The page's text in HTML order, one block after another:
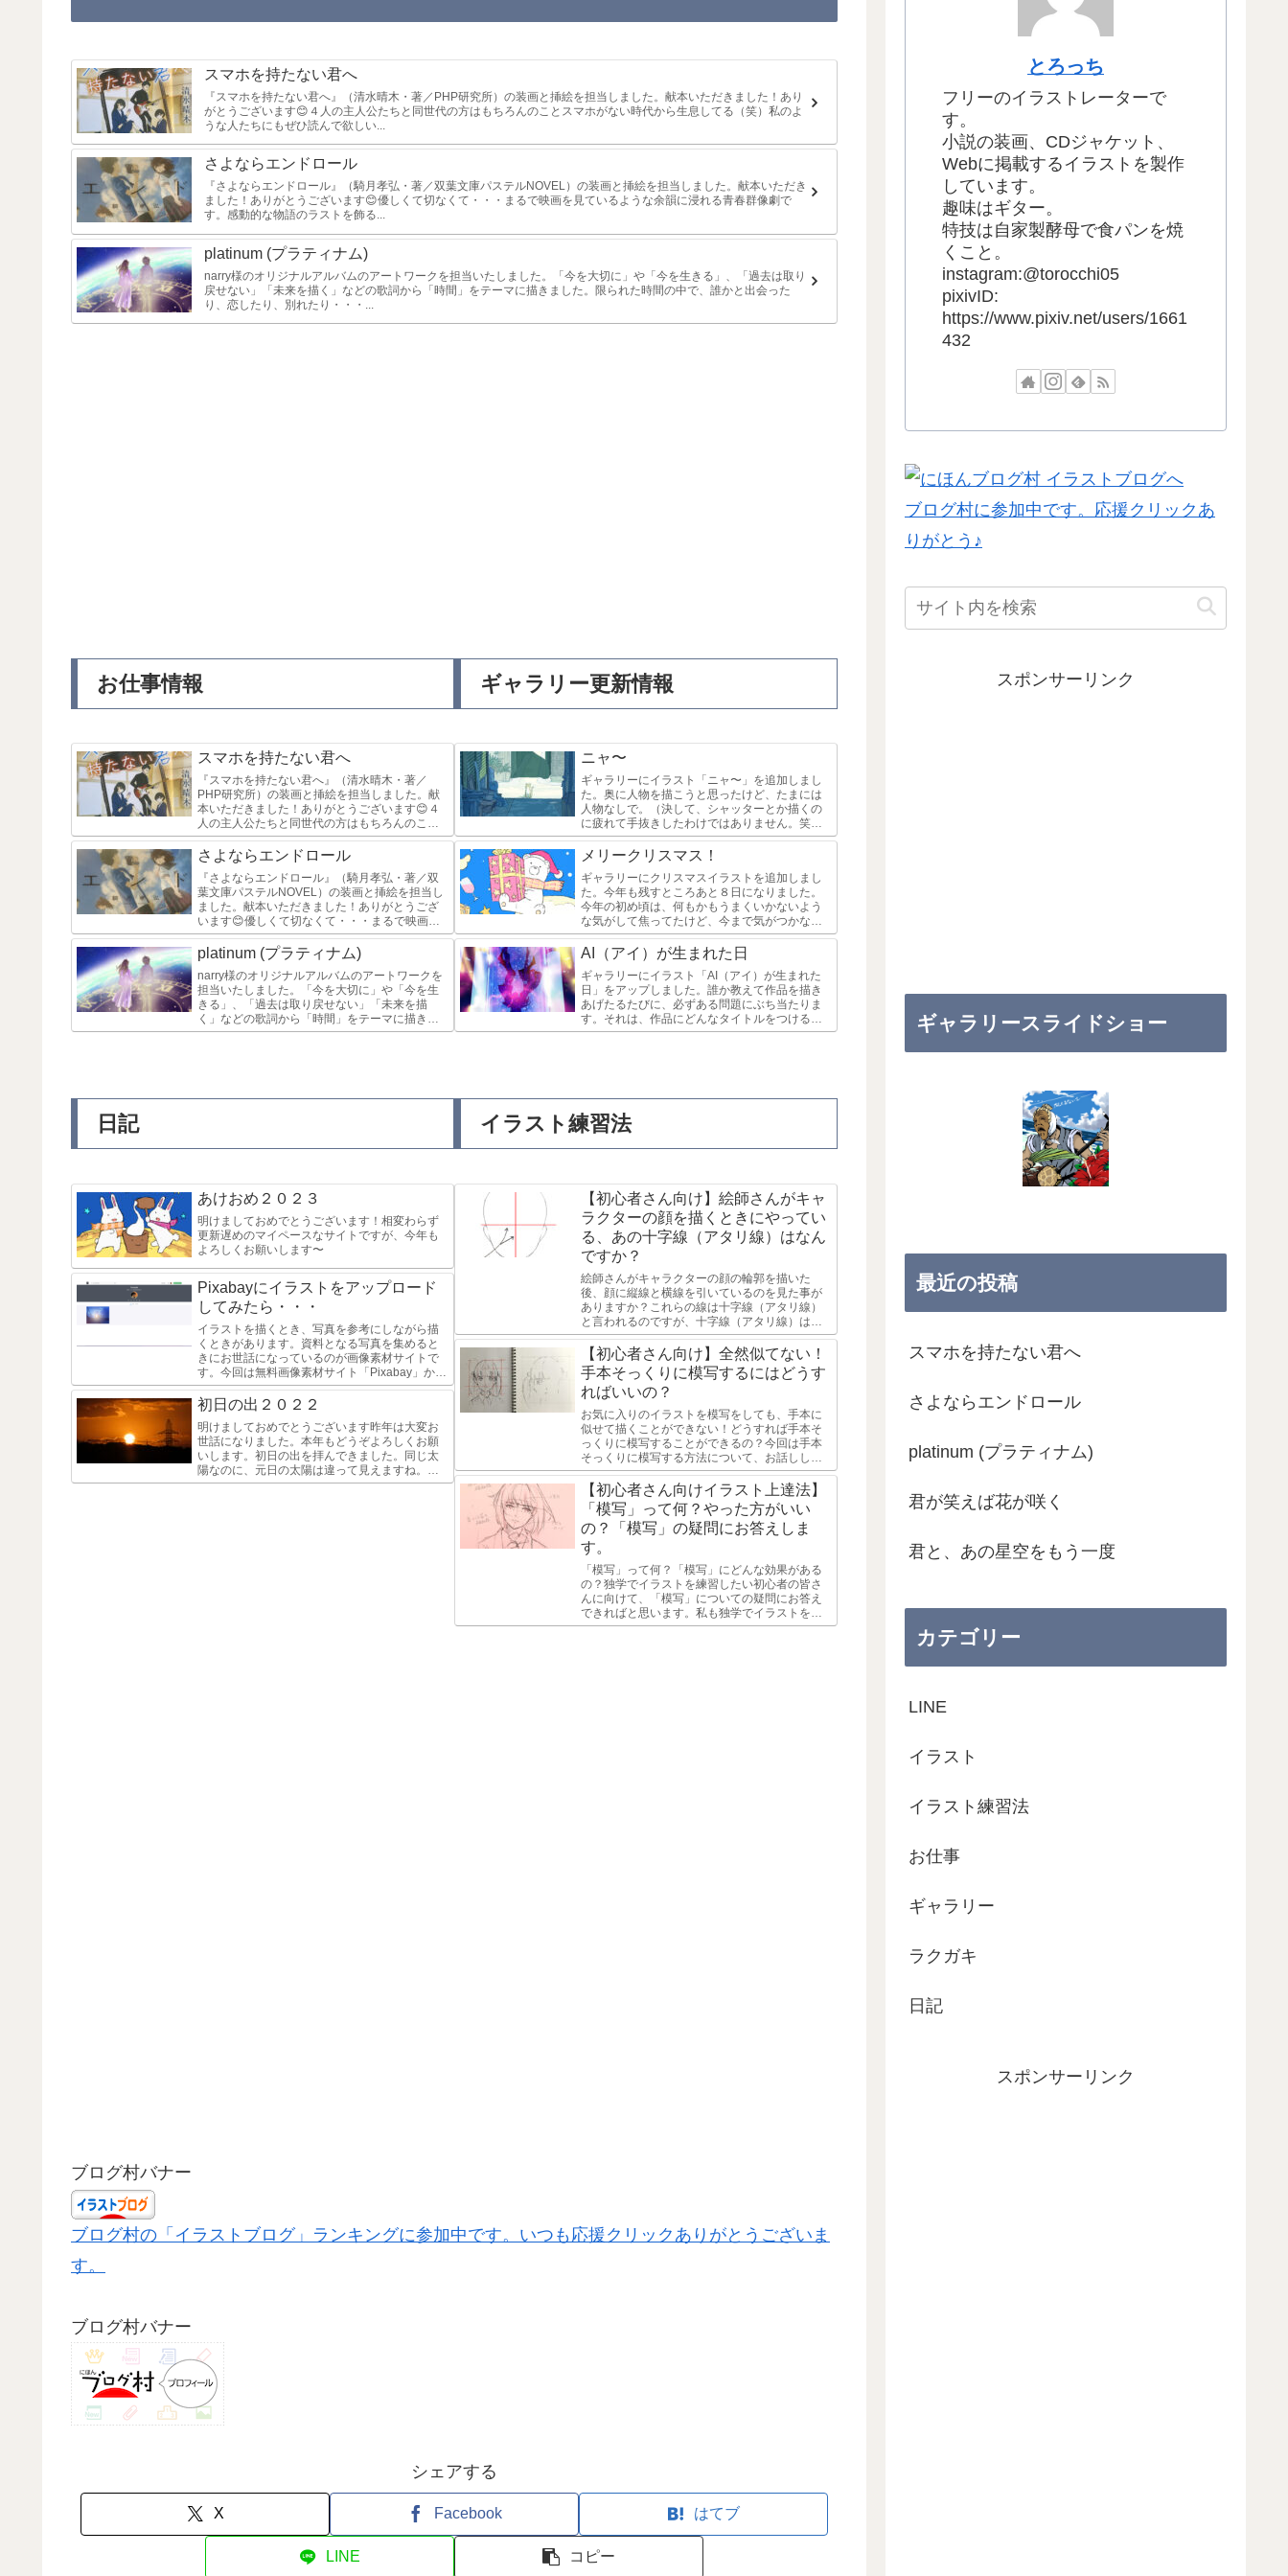
スマホを持たない君へ
『スマホを持たない君へ』（清水晴木・著／PHP研究所）の装画と挿絵を担当しました。献本いただきました！あり
がとうございます😊４人の主人公たちと同世代の方はもちろんのことスマホがない時代から生息してる（笑）私のよ
うな人たちにもぜひ読んで欲しい...
さよならエンドロール
『さよならエンドロール』（騎月孝弘・著／双葉文庫パステルNOVEL）の装画と挿絵を担当しました。献本いただき
ました！ありがとうございます😊優しくて切なくて・・・まるで映画を見ているような余韻に浸れる青春群像劇で
す。感動的な物語のラストを飾る...
platinum (プラティナム)
narry様のオリジナルアルバムのアートワークを担当いたしました。「今を大切に」や「今を生きる」、「過去は取り
戻せない」「未来を描く」などの歌詞から「時間」をテーマに描きました。限られた時間の中で、誰かと出会った
り、恋したり、別れたり・・・...
お仕事情報
スマホを持たない君へ
『スマホを持たない君へ』（清水晴木・著／
PHP研究所）の装画と挿絵を担当しました。献
本いただきました！ありがとうございます😊４
人の主人公たちと同世代の方はもちろんのこと
スマホがない時代から生息してる（笑）私のよ
うな人たちにもぜひ読んで欲しい...
さよならエンドロール
『さよならエンドロール』（騎月孝弘・著／双
葉文庫パステルNOVEL）の装画と挿絵を担当し
ました。献本いただきました！ありがとうござ
います😊優しくて切なくて・・・まるで映画を
見ているような余韻に浸れる青春群像劇です。
感動的な物語のラストを飾る...
platinum (プラティナム)
narry様のオリジナルアルバムのアートワークを
担当いたしました。「今を大切に」や「今を生
きる」、「過去は取り戻せない」「未来を描
く」などの歌詞から「時間」をテーマに描きま
した。限られた時間の中で、誰かと出会った
ギャラリー更新情報
ニャ〜
ギャラリーにイラスト「ニャ〜」を追加しまし
た。奥に人物を描こうと思ったけど、たまには
人物なしで。（決して、シャッターとか描くの
に疲れて手抜きしたわけではありません。笑）
このイラストは、沖縄県の中部、コザ十字路あ
る銀天街という商店街の路地をモ...
メリークリスマス！
ギャラリーにクリスマスイラストを追加しまし
た。今年も残すところあと８日になりました。
今年の初め頃は、何もかもうまくいかないよう
な気がして焦ってたけど、今まで気がつかなか
った自分に気がついたり、今まで無理だと思っ
ていたことできたり、選挙広報の...
AI（アイ）が生まれた日
ギャラリーにイラスト「AI（アイ）が生まれた
日」をアップしました。誰か教えて作品を描き
あげたるたびに、必ずある問題にぶち当たりま
す。それは、作品にどんなタイトルをつける
か。無題とするより、作品に名前をつけたほう
日記
あけおめ２０２３
明けましておめでとうございます！相変わらず
更新遅めのマイペースなサイトですが、今年も
よろしくお願いします〜
Pixabayにイラストをアップロード
してみたら・・・
イラストを描くとき、写真を参考にしながら描
くときがあります。資料となる写真を集めると
きにお世話になっているのが画像素材サイトで
す。今回は無料画像素材サイト「Pixabay」から
資料をダウンロードするのではなく、私が描い
たイラストをフリー素材...
初日の出２０２２
明けましておめでとうございます昨年は大変お
世話になりました。本年もどうぞよろしくお願
いします。初日の出を拝んできました。同じ太
陽なのに、元日の太陽は違って見えますね。２
０２２年がどんな年になるのかわからないけれ
イラスト練習法
【初心者さん向け】絵師さんがキャ
ラクターの顔を描くときにやってい
る、あの十字線（アタリ線）はなん
ですか？
絵師さんがキャラクターの顔の輪郭を描いた
後、顔に縦線と横線を引いているのを見た事が
ありますか？これらの線は十字線（アタリ線）
と言われるのですが、十字線（アタリ線）は何
のために引いているのでしょうか？イラストの
練習を始めたばかりの初心者の方へ...
【初心者さん向け】全然似てない！
手本そっくりに模写するにはどうす
ればいいの？
お気に入りのイラストを模写をしても、手本に
似せて描くことができない！どうすれば手本そ
っくりに模写することができるの？今回は手本
そっくりに模写する方法について、お話しした
いと思います。手本そっくりに描く方法手本そ
っくりに描く方法には次の方法が...
【初心者さん向けイラスト上達法】
「模写」って何？やった方がいい
の？「模写」の疑問にお答えしま
す。
「模写」って何？「模写」にどんな効果がある
の？独学でイラストを練習したい初心者の皆さ
んに向けて、「模写」についての疑問にお答え
できればと思います。私も独学でイラストを勉
強したので、自分の学びや経験が少しでもお役
ブログ村バナー
ブログ村の「イラストブログ」ランキングに参加中です。いつも応援クリックありがとうございま
す。
ブログ村バナー
シェアする
X Facebook はてブ
LINE コピー
とろっち
フリーのイラストレーターで
す。
小説の装画、CDジャケット、
Webに掲載するイラストを製作
しています。
趣味はギター。
特技は自家製酵母で食パンを焼
くこと。
instagram:@torocchi05
pixivID:
https://www.pixiv.net/users/1661
432
ブログ村に参加中です。応援クリックあ
りがとう♪
スポンサーリンク
ギャラリースライドショー
最近の投稿
スマホを持たない君へ
さよならエンドロール
platinum (プラティナム)
君が笑えば花が咲く
君と、あの星空をもう一度
カテゴリー
LINE
イラスト
イラスト練習法
お仕事
ギャラリー
ラクガキ
日記
スポンサーリンク